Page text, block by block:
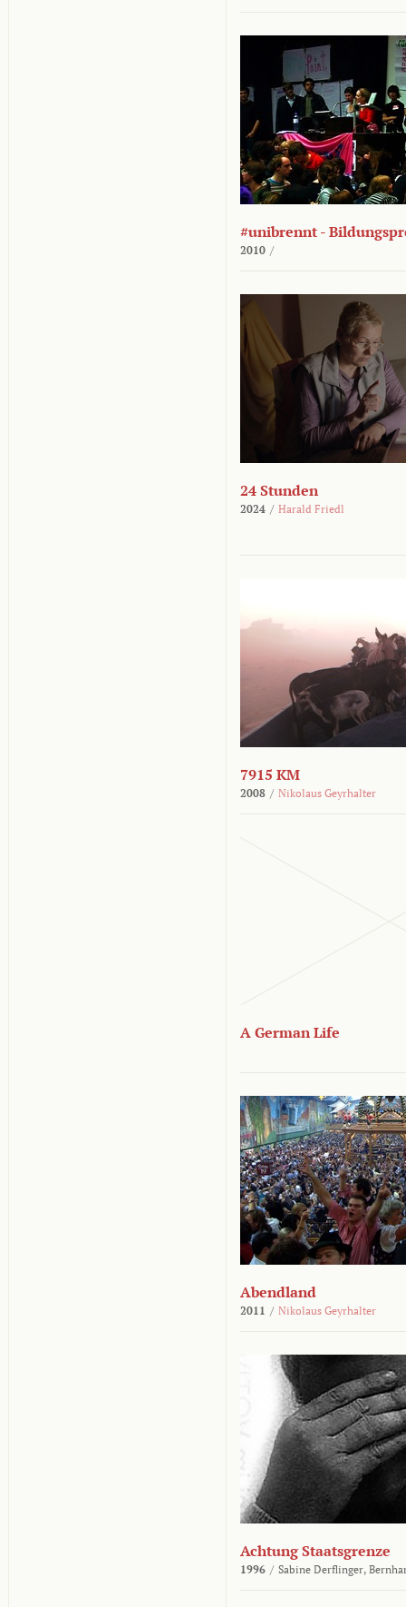
#unibrennt -
2010 /
24 Stunden
2024 / Harald Friedl
7915 KM
2008 / Nikolaus Geyrhalter
A German Life
Abendland
2011 / Nikolaus Geyrhalter
Achtung Staatsgrenze
1996 / Sabine Derflinger,